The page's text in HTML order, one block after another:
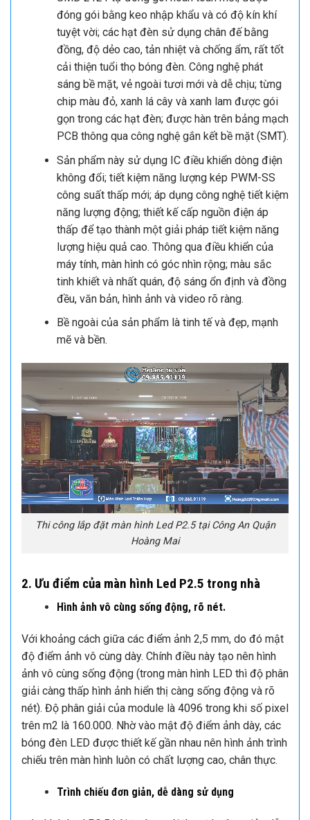
Thi công lắp đặt màn hình Led P2.5 tại Công An Quận
Hoàng Mai
1. Mô tả màn hình Led P2.5 trong nhà.
Sản phẩm này sử dụng các hạt đèn đủ màu
SMD 2121 tự đóng gói hoàn toàn mới; được
đóng gói bằng keo nhập khẩu và có độ kín khí
tuyệt vời; các hạt đèn sử dụng chân đế bằng
đồng, độ dẻo cao, tản nhiệt và chống ẩm, rất tốt
cải thiện tuổi thọ bóng đèn. Công nghệ phát
sáng bề mặt, vẻ ngoài tươi mới và dễ chịu; từng
chip màu đỏ, xanh lá cây và xanh lam được gói
gọn trong các hạt đèn; được hàn trên bảng mạch
PCB thông qua công nghệ gắn kết bề mặt (SMT).
Sản phẩm này sử dụng IC điều khiển dòng điện
không đổi; tiết kiệm năng lượng kép PWM-SS
công suất thấp mới; áp dụng công nghệ tiết kiệm
năng lượng động; thiết kế cấp nguồn điện áp
lượng hiệu quả cao. Thông qua điều khiển của
máy tính, màn hình có góc nhìn rộng; màu sắc
tinh khiết và nhất quán, độ sáng ổn định và đồng
đều, văn bản, hình ảnh và video rõ ràng.
Bề ngoài của sản phẩm là tinh tế và đẹp, mạnh
mẽ và bền.
Thi công lắp đặt màn hình Led P2.5 tại Công An Quận
Hoàng Mai
2. Ưu điểm của màn hình Led P2.5 trong nhà
Hình ảnh vô cùng sống động, rõ nét.
Với khoảng cách giữa các điểm ảnh 2,5 mm, do đó mật
ảnh vô cùng sống động (trong màn hình LED thì độ phân